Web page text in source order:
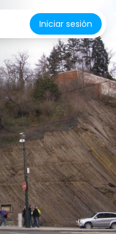
Iniciar sesión